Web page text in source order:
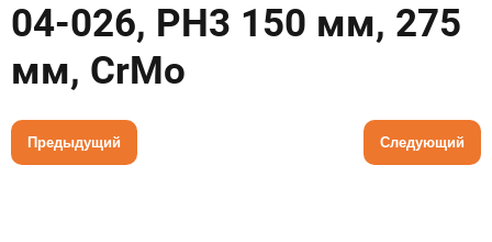
04-026, PH3 150 мм, 275
мм, CrMo
Предыдущий Следующий